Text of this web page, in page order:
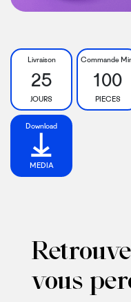
Livraison
25
JOURS
Commande
100
PIECES
Download
MEDIA
vous